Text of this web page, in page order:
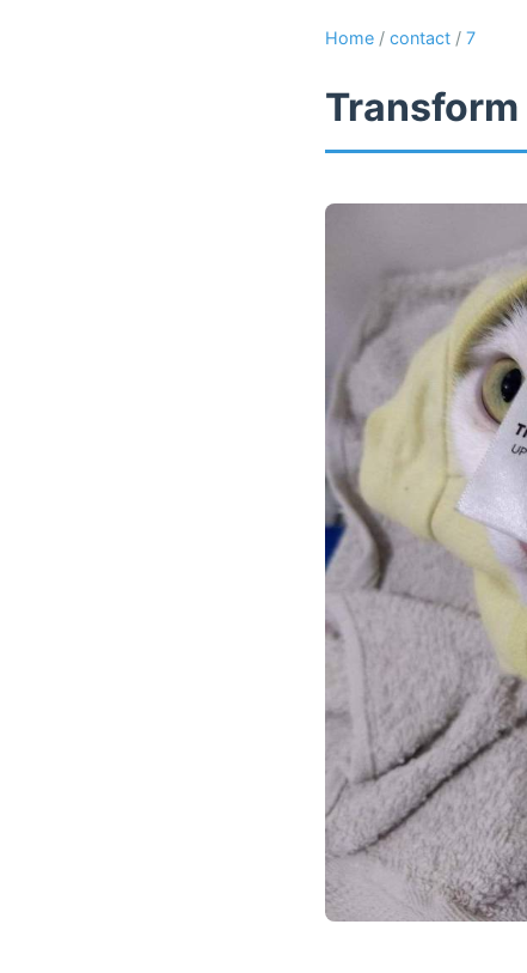
Home / contact / 7
Transform